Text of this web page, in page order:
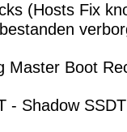
(Hosts Fix
Master Boot
- Shadow